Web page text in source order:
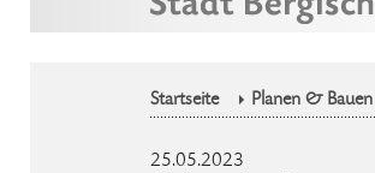
Startseite Planen & Bauen
25.05.2023